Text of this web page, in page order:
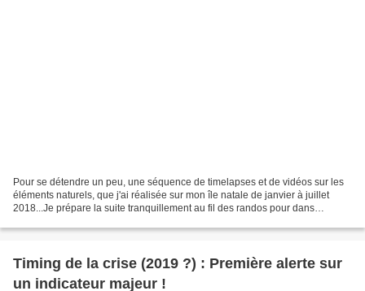
Pour se détendre un peu, une séquence de timelapses et de vidéos sur les
éléments naturels, que j'ai réalisée sur mon île natale de janvier à juillet
2018...Je prépare la suite tranquillement au fil des randos pour dans
Timing de la crise (2019 ?) : Première alerte sur
un indicateur majeur !